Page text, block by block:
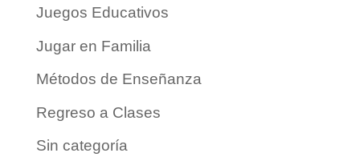
Juegos Educativos
Jugar en Familia
Métodos de Enseñanza
Regreso a Clases
Sin categoría